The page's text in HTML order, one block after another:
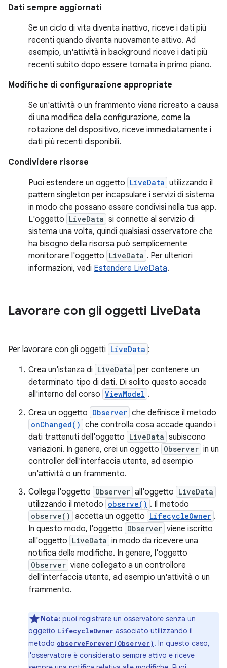
Dati sempre aggiornati
Se un ciclo di vita diventa inattivo, riceve i dati più
recenti quando diventa nuovamente attivo. Ad
esempio, un'attività in background riceve i dati più
recenti subito dopo essere tornata in primo piano.
Modifiche di configurazione appropriate
Se un'attività o un frammento viene ricreato a causa
di una modifica della configurazione, come la
rotazione del dispositivo, riceve immediatamente i
dati più recenti disponibili.
Condividere risorse
Puoi estendere un oggetto LiveData utilizzando il
pattern singleton per incapsulare i servizi di sistema
in modo che possano essere condivisi nella tua app.
L'oggetto LiveData si connette al servizio di
sistema una volta, quindi qualsiasi osservatore che
ha bisogno della risorsa può semplicemente
monitorare l'oggetto LiveData . Per ulteriori
informazioni, vedi Estendere LiveData.
Lavorare con gli oggetti LiveData
Per lavorare con gli oggetti LiveData :
Crea un'istanza di LiveData per contenere un
determinato tipo di dati. Di solito questo accade
all'interno del corso ViewModel .
Crea un oggetto Observer che definisce il metodo
onChanged() che controlla cosa accade quando i
dati trattenuti dell'oggetto LiveData subiscono
variazioni. In genere, crei un oggetto Observer in un
controller dell'interfaccia utente, ad esempio
un'attività o un frammento.
Collega l'oggetto Observer all'oggetto LiveData
utilizzando il metodo observe() . Il metodo
observe() accetta un oggetto LifecycleOwner .
In questo modo, l'oggetto Observer viene iscritto
all'oggetto LiveData in modo da ricevere una
notifica delle modifiche. In genere, l'oggetto
Observer viene collegato a un controllore
dell'interfaccia utente, ad esempio un'attività o un
frammento.
Nota: puoi registrare un osservatore senza un
oggetto LifecycleOwner associato utilizzando il
metodo observeForever(Observer). In questo caso,
l'osservatore è considerato sempre attivo e riceve